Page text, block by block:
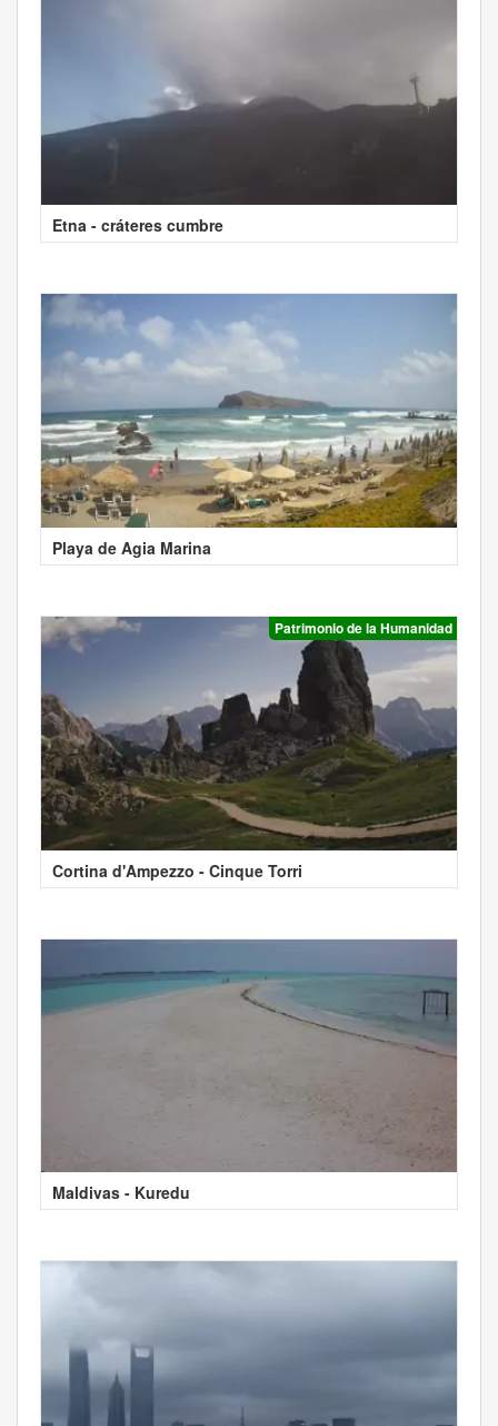
Etna - cráteres cumbre
Playa de Agia Marina
Patrimonio de la Humanidad
Cortina d'Ampezzo - Cinque Torri
Maldivas - Kuredu